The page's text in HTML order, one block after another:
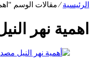
الرئيسية⁄مقالات الوسم
اهمية نهر